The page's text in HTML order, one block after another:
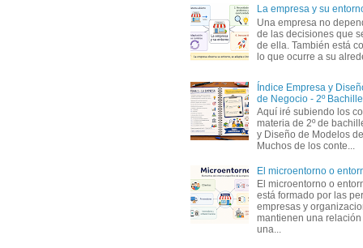
La empresa y su
Una empresa no
de las decisiones que
de ella. También está
lo que ocurre a su
Índice Empresa y
de Negocio - 2º
Aquí iré subiendo los
materia de 2º de
y Diseño de Modelos
Muchos de los conte...
El microentorno o
El microentorno o
está formado por las
empresas y
mantienen una
una...